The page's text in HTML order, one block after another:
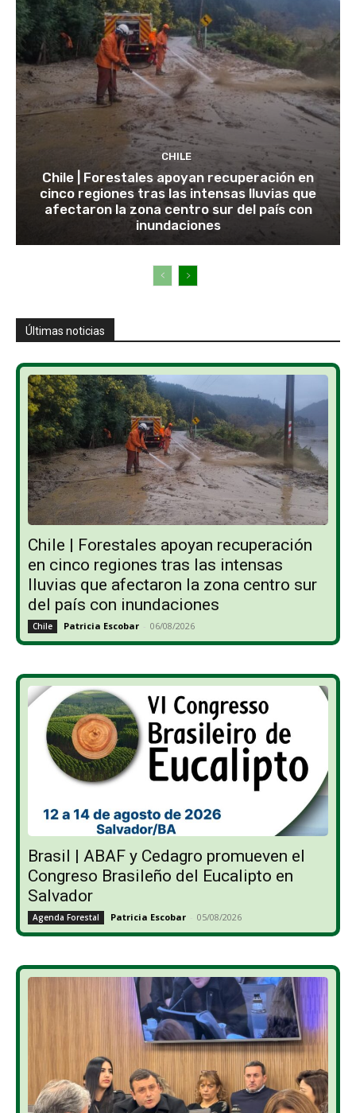
CHILE
Chile | Forestales apoyan recuperación en
cinco regiones tras las intensas lluvias que
afectaron la zona centro sur del país con
inundaciones
Últimas noticias
Chile | Forestales apoyan recuperación
en cinco regiones tras las intensas
lluvias que afectaron la zona centro sur
del país con inundaciones
Chile Patricia Escobar - 06/08/2026
Brasil | ABAF y Cedagro promueven el
Congreso Brasileño del Eucalipto en
Salvador
Agenda Forestal Patricia Escobar - 05/08/2026